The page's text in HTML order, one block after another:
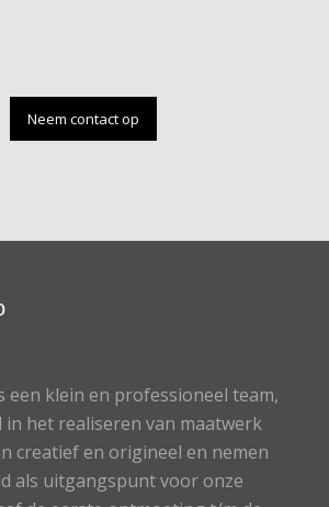
Neem contact op
een klein en professioneel team,
in het realiseren van maatwerk
creatief en origineel en nemen
als uitgangspunt voor onze